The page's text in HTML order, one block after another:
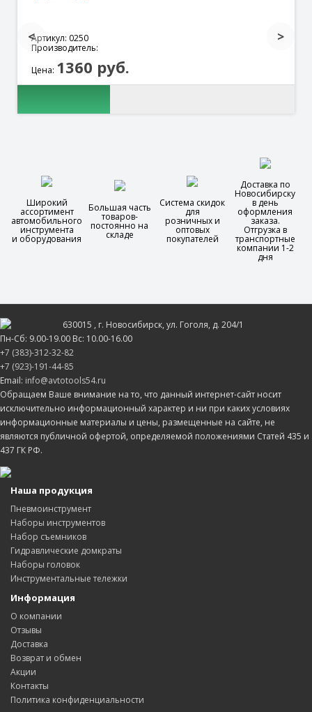
Артикул: 0250
Производитель:
Цена: 1360 руб.
Широкий
ассортимент
автомобильного
инструмента
и оборудования
Большая часть
товаров-
постоянно на
складе
Система скидок
для
розничных и
оптовых
покупателей
Доставка по
Новосибирску
в день
оформления
заказа.
Отгрузка в
транспортные
компании 1-2
дня
630015 , г. Новосибирск, ул. Гоголя, д. 204/1
Пн-Сб: 9.00-19.00 Вс: 10.00-16.00
+7 (383)-312-32-82
+7 (923)-191-44-85
Email: info@avtotools54.ru
Обращаем Ваше внимание на то, что данный интернет-сайт носит
исключительно информационный характер и ни при каких условиях
информационные материалы и цены, размещенные на сайте, не
являются публичной офертой, определяемой положениями Статей 435 и
437 ГК РФ.
Наша продукция
Пневмоинструмент
Наборы инструментов
Набор съемников
Гидравлические домкраты
Наборы головок
Инструментальные тележки
Информация
О компании
Отзывы
Доставка
Возврат и обмен
Акции
Контакты
Политика конфиденциальности